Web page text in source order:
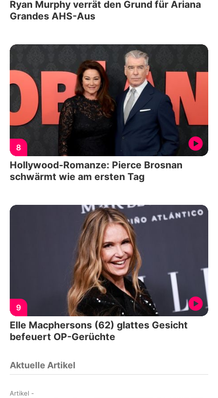
Ryan Murphy verrät den Grund für Ariana
Grandes AHS-Aus
8
Hollywood-Romanze: Pierce Brosnan
schwärmt wie am ersten Tag
9
Elle Macphersons (62) glattes Gesicht
befeuert OP-Gerüchte
Aktuelle Artikel
Artikel -